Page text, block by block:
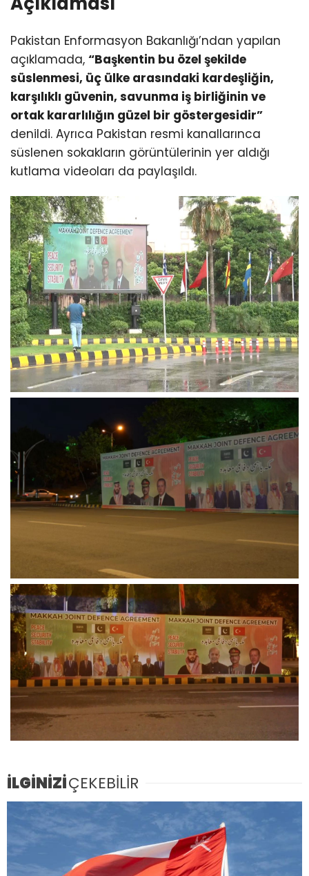
Pakistan Enformasyon Bakanlığı’ndan yapılan
açıklamada, “Başkentin bu özel şekilde
süslenmesi, üç ülke arasındaki kardeşliğin,
karşılıklı güvenin, savunma iş birliğinin ve
ortak kararlılığın güzel bir göstergesidir”
denildi. Ayrıca Pakistan resmi kanallarınca
süslenen sokakların görüntülerinin yer aldığı
kutlama videoları da paylaşıldı.
İLGİNİZİÇEKEBİLİR